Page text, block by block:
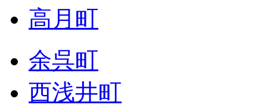
高月町
余呉町
西浅井町